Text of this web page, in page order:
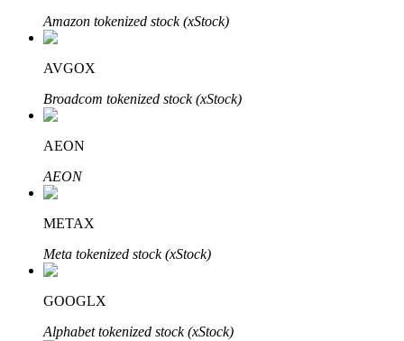
تعلم الستاكينغ
تعرف على كيفية كسب الدخل السلبي
Amazon tokenized stock (xStock)
AVGOX
Broadcom tokenized stock (xStock)
AEON
AEON
METAX
Meta tokenized stock (xStock)
GOOGLX
Alphabet tokenized stock (xStock)